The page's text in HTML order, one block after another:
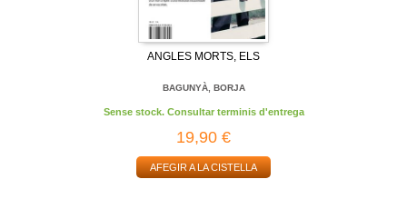
ANGLES MORTS, ELS
BAGUNYÀ, BORJA
Sense stock. Consultar terminis d'entrega
19,90 €
AFEGIR A LA CISTELLA